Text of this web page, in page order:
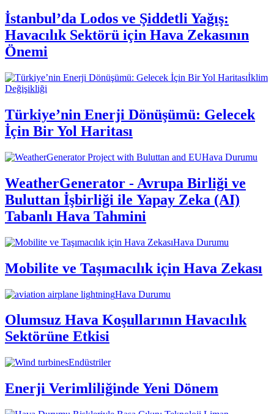
İstanbul’da Lodos ve Şiddetli Yağış:
Havacılık Sektörü için Hava Zekasının
Önemi
İklim
Değişikliği
Türkiye’nin Enerji Dönüşümü: Gelecek
İçin Bir Yol Haritası
Hava Durumu
WeatherGenerator - Avrupa Birliği ve
Buluttan İşbirliği ile Yapay Zeka (AI)
Tabanlı Hava Tahmini
Hava Durumu
Mobilite ve Taşımacılık için Hava Zekası
Hava Durumu
Olumsuz Hava Koşullarının Havacılık
Sektörüne Etkisi
Endüstriler
Enerji Verimliliğinde Yeni Dönem